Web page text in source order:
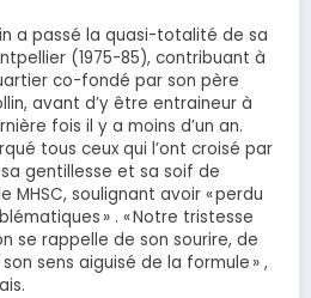
a passé la quasi-totalité de sa
(1975-85), contribuant à
co-fondé par son père
avant d’y être entraineur à
fois il y a moins d’un an.
tous ceux qui l’ont croisé par
gentillesse et sa soif de
MHSC, soulignant avoir « perdu
» . « Notre tristesse
se rappelle de son sourire, de
sens aiguisé de la formule » ,